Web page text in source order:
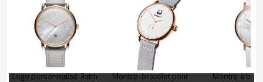
Logo personnalisé 3atm
Montre-bracelet pour
Montre à